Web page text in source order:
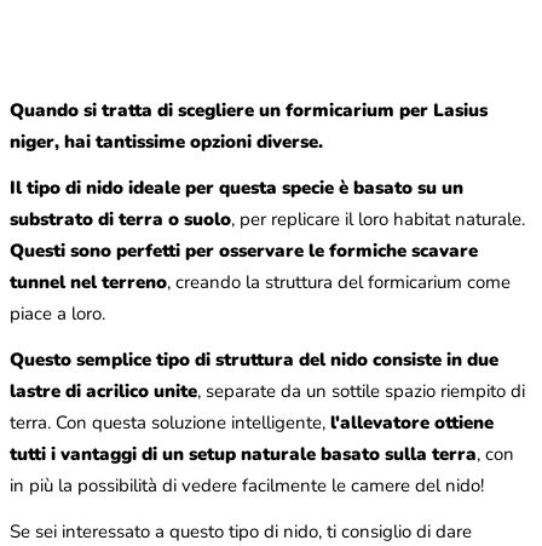
Quando si tratta di scegliere un formicarium per Lasius
niger, hai tantissime opzioni diverse.
Il tipo di nido ideale per questa specie è basato su un
substrato di terra o suolo, per replicare il loro habitat naturale.
Questi sono perfetti per osservare le formiche scavare
tunnel nel terreno, creando la struttura del formicarium come
piace a loro.
Questo semplice tipo di struttura del nido consiste in due
lastre di acrilico unite, separate da un sottile spazio riempito di
terra. Con questa soluzione intelligente, l'allevatore ottiene
tutti i vantaggi di un setup naturale basato sulla terra, con
in più la possibilità di vedere facilmente le camere del nido!
Se sei interessato a questo tipo di nido, ti consiglio di dare